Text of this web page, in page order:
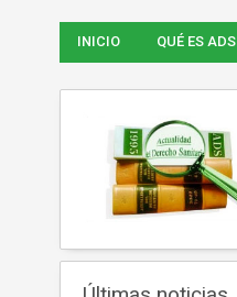
INICIO QUÉ ES ADS